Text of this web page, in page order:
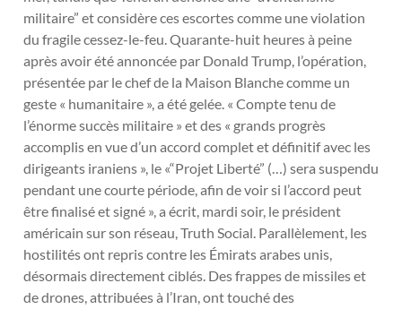
militaire” et considère ces escortes comme une violation
du fragile cessez-le-feu. Quarante-huit heures à peine
après avoir été annoncée par Donald Trump, l’opération,
présentée par le chef de la Maison Blanche comme un
geste « humanitaire », a été gelée. « Compte tenu de
l’énorme succès militaire » et des « grands progrès
accomplis en vue d’un accord complet et définitif avec les
dirigeants iraniens », le «“Projet Liberté” (…) sera suspendu
pendant une courte période, afin de voir si l’accord peut
être finalisé et signé », a écrit, mardi soir, le président
américain sur son réseau, Truth Social. Parallèlement, les
hostilités ont repris contre les Émirats arabes unis,
désormais directement ciblés. Des frappes de missiles et
de drones, attribuées à l’Iran, ont touché des